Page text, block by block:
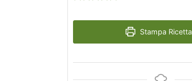
Stampa Ricetta